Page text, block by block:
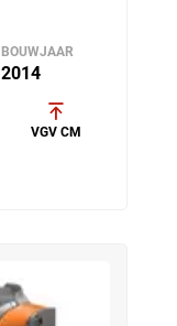
BOUWJAAR
2014
VGV CM